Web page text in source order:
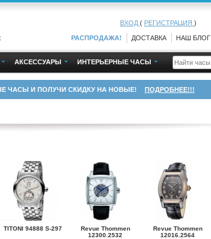
ВХОД ( РЕГИСТРАЦИЯ )
РАСПРОДАЖА! ДОСТАВКА НАШ БЛОГ
АКСЕССУАРЫ ИНТЕРЬЕРНЫЕ ЧАСЫ
ЧАСЫ И ПОЛУЧИ СКИДКУ НА НОВЫЕ! ПОДРОБНЕЕ!!!
TITONI 94888 S-297
Revue Thommen
12300.2532
Revue Thommen
12016.2564